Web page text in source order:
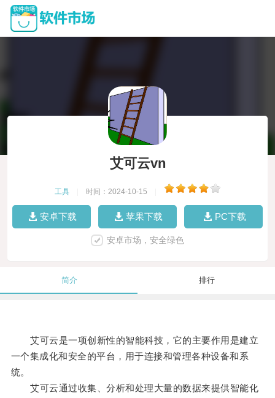
艾可云vn
工具 时间：2024-10-15
安卓下载 苹果下载 PC下载
安卓市场，安全绿色
简介 排行
艾可云是一项创新性的智能科技，它的主要作用是建立
一个集成化和安全的平台，用于连接和管理各种设备和系
统。
艾可云通过收集、分析和处理大量的数据来提供智能化